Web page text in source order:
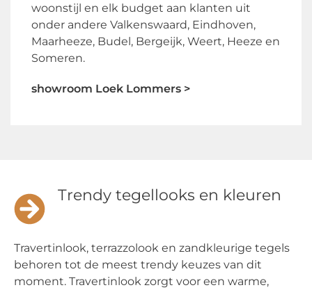
woonstijl en elk budget aan klanten uit
onder andere Valkenswaard, Eindhoven,
Maarheeze, Budel, Bergeijk, Weert, Heeze en
Someren.
showroom Loek Lommers >
Trendy tegellooks en kleuren
Travertinlook, terrazzolook en zandkleurige tegels
behoren tot de meest trendy keuzes van dit
moment. Travertinlook zorgt voor een warme,